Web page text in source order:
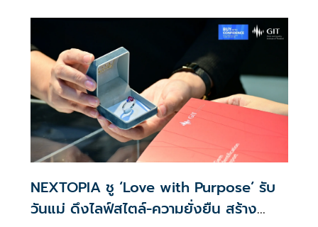
NEXTOPIA ชู ‘Love with Purpose’ รับ
วันแม่ ดึงไลฟ์สไตล์-ความยั่งยืน สร้าง